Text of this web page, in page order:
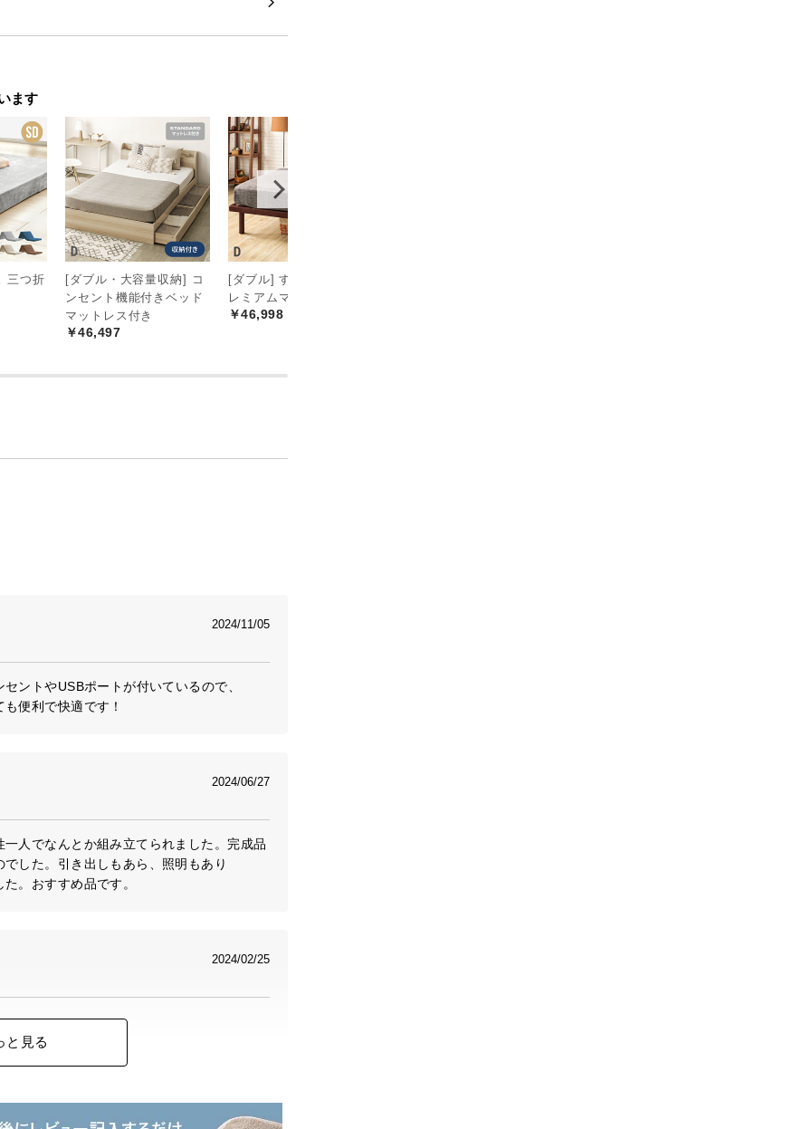
ます
三つ折
[ダブル・大容量収納] コ
ンセント機能付きベッド
マットレス付き
￥46,497
[ダブル] すのこベッド プ
レミアムマットレス付き
￥46,998
2024/11/05
ントやUSBポートが付いているので、
便利で快適です！
2024/06/27
人でなんとか組み立てられました。完成品
した。引き出しもあら、照明もあり
。おすすめ品です。
2024/02/25
きて便利です。
と見る